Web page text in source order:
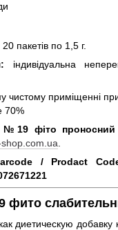
20 пакетів по 1,5 г.
індивідуальна
чистому приміщенні при
70%
№19 фіто проносний
/ Prodact
фито
как диетическую